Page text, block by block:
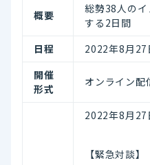
概要
総勢38人のイ
する2日間
日程
2022年8月27
開催
形式
オンライン配
2022年8月
【緊急対談】